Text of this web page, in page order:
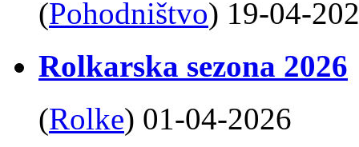
(Pohodništvo) 19-04-
Rolkarska sezona 2026
(Rolke) 01-04-2026